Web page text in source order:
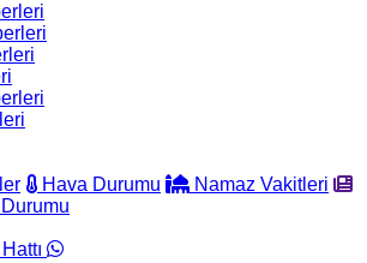
Hava Durumu
Namaz Vakitleri